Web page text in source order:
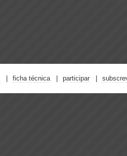
ficha técnica participar